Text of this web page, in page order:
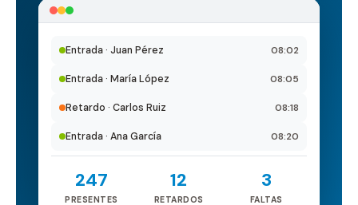
Entrada · Juan Pérez 08:02
Entrada · María López 08:05
Retardo · Carlos Ruiz 08:18
Entrada · Ana García 08:20
247
PRESENTES
12
RETARDOS
3
FALTAS